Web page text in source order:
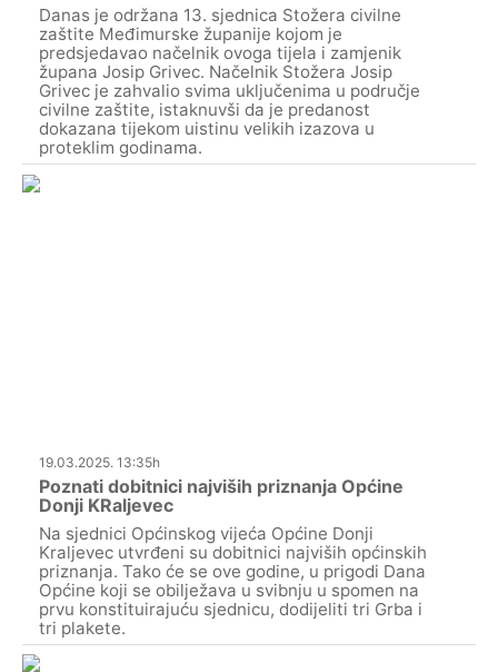
Danas je održana 13. sjednica Stožera civilne
zaštite Međimurske županije kojom je
predsjedavao načelnik ovoga tijela i zamjenik
župana Josip Grivec. Načelnik Stožera Josip
Grivec je zahvalio svima uključenima u područje
civilne zaštite, istaknuvši da je predanost
dokazana tijekom uistinu velikih izazova u
proteklim godinama.
19.03.2025. 13:35h
Poznati dobitnici najviših priznanja Općine
Donji KRaljevec
Na sjednici Općinskog vijeća Općine Donji
Kraljevec utvrđeni su dobitnici najviših općinskih
priznanja. Tako će se ove godine, u prigodi Dana
Općine koji se obilježava u svibnju u spomen na
prvu konstituirajuću sjednicu, dodijeliti tri Grba i
tri plakete.